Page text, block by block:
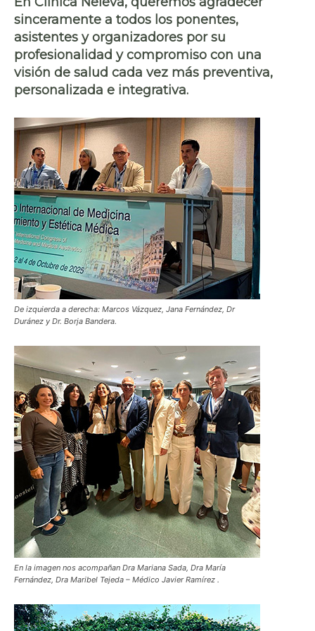
sinceramente a todos los ponentes,
asistentes y organizadores por su
profesionalidad y compromiso con una
visión de salud cada vez más preventiva,
personalizada e integrativa.
De izquierda a derecha: Marcos Vázquez, Jana Fernández, Dr
Duránez y Dr. Borja Bandera.
En la imagen nos acompañan Dra Mariana Sada, Dra María
Fernández, Dra Maribel Tejeda – Médico Javier Ramírez .